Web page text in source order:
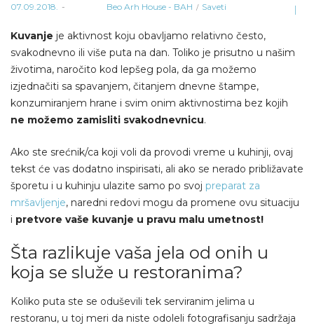
Posted
07.09.2018. Beo Arh House - BAH
Posted
Saveti
Kuvanje je aktivnost koju obavljamo relativno često,
svakodnevno ili više puta na dan. Toliko je prisutno u našim
životima, naročito kod lepšeg pola, da ga možemo
izjednačiti sa spavanjem, čitanjem dnevne štampe,
konzumiranjem hrane i svim onim aktivnostima bez kojih
ne možemo zamisliti svakodnevnicu.
Ako ste srećnik/ca koji voli da provodi vreme u kuhinji, ovaj
tekst će vas dodatno inspirisati, ali ako se nerado približavate
šporetu i u kuhinju ulazite samo po svoj preparat za
mršavljenje, naredni redovi mogu da promene ovu situaciju
i pretvore vaše kuvanje u pravu malu umetnost!
Šta razlikuje vaša jela od onih u
koja se služe u restoranima?
Koliko puta ste se oduševili tek serviranim jelima u
restoranu, u toj meri da niste odoleli fotografisanju sadržaja